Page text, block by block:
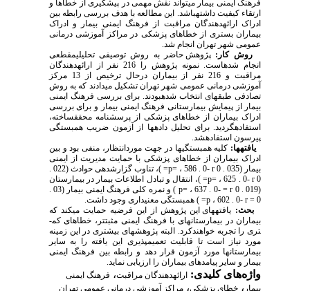
فرهنگ ایمنی بیمار می­تواند نقش مهمی در پیشگیری از خطاها و
ارتقاء کیفیت داشته­باشد. این مطالعه با هدف بررسی رابطه بین
ادراک ارائه­دهندگان مراقبت از فرهنگ ایمنی بیمار و ادراک
بیماران بستری از خطاهای پزشکی در مراکز آموزشی درمانی
عمومی شهر تهران انجام­ شد.
روش کار: پژوهش حاضر به روش توصیفی تحلیلی‏مقطعی
انجام شده‏است. نمونه پژوهش را 216 نفر از ارائه­دهندگان
مراقبت و 216 نفر از بیماران درحال ترخیص از 13 مرکز
آموزشی درمانی عمومی شهر تهران تشکیل می­دادند که به روش
تصادفی طبقه­ای انتخاب شده­بودند. برای بررسی فرهنگ ایمنی
بیمار از پیمایش بیمارستانی فرهنگ ایمنی بیمار و برای بررسی
ادراک بیماران از خطاهای پزشکی از پرسشنامه محقق­ساخته،
استفاده­گردید. برای تحلیل داده­ها از آزمون ضریب همبستگی
پیرسون استفاده­شد.
یافته‏ها:کلیه همبستگی­ها در جهت موردانتظار، منفی بود و بین
ادراک بیماران از خطاهای پزشکی با حمایت مدیریت از ایمنی
بیمار (035 . 0 p= ، 586 . 0- r= )، تناوب گزارش­دهی حوادث (022 .
0 p= ، 625 . 0- r= )، انتقال و تبادل اطلاعات بیمار در بیمارستان
(019 . 0 p= ، 637 . 0- = r ) و نمره کلی فرهنگ ایمنی بیمار (03 .
0 = p ، 602 . 0- r= ) همبستگی معنی­داری وجود داشت.
بحث: یافته­های این پژوهش از این فرضیه حمایت می­کند که
بیماران در بیمارستان­های با فرهنگ ایمنی مثبت­تر، خطاهای کم­
تری را تجربه خواهندکرد. البته پژوهش­های بیش­تری در این زمینه
مورد نیاز است تا قابلیت تعمیم­پذیری این یافته را به سایر
بیمارستان­ها مورد آزمون قرار دهد و رابطه بین فرهنگ ایمنی
بیمار و سایر پیامدهای بیماران را ارزیابی نماید.
واژه‌های کلیدی: ارائه­دهندگان مراقبت، فرهنگ ایمنی
بیمار ، خطای پزشکی، مراکز آموزشی درمانی عمومی تهران